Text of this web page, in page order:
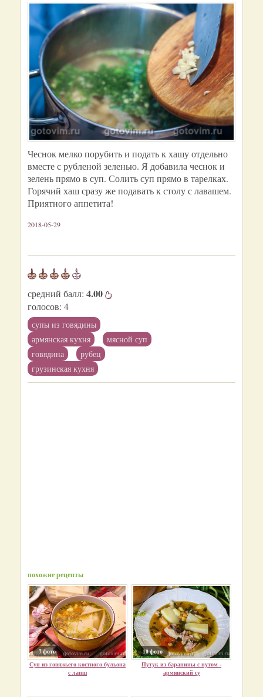
Чеснок мелко порубить и подать к хашу отдельно
вместе с рубленой зеленью. Я добавила чеснок и
зелень прямо в суп. Солить суп прямо в тарелках.
Горячий хаш сразу же подавать к столу с лавашем.
Приятного аппетита!
2018-05-29
средний балл: 4.00
голосов: 4
супы из говядины
армянская кухня
мясной суп
говядина
рубец
грузинская кухня
похожие рецепты
7 фото
Суп из говяжьего костного бульона
с лапш
10 фото
Путук из баранины с нутом -
армянский су